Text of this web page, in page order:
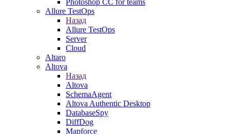
Photoshop CC for teams
Allure TestOps
Назад
Allure TestOps
Server
Cloud
Altaro
Altova
Назад
Altova
SchemaAgent
Altova Authentic Desktop
DatabaseSpy
DiffDog
Mapforce